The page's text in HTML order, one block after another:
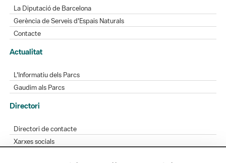
La Diputació de Barcelona
Gerència de Serveis d'Espais Naturals
Contacte
Actualitat
L'Informatiu dels Parcs
Gaudim als Parcs
Directori
Directori de contacte
Xarxes socials